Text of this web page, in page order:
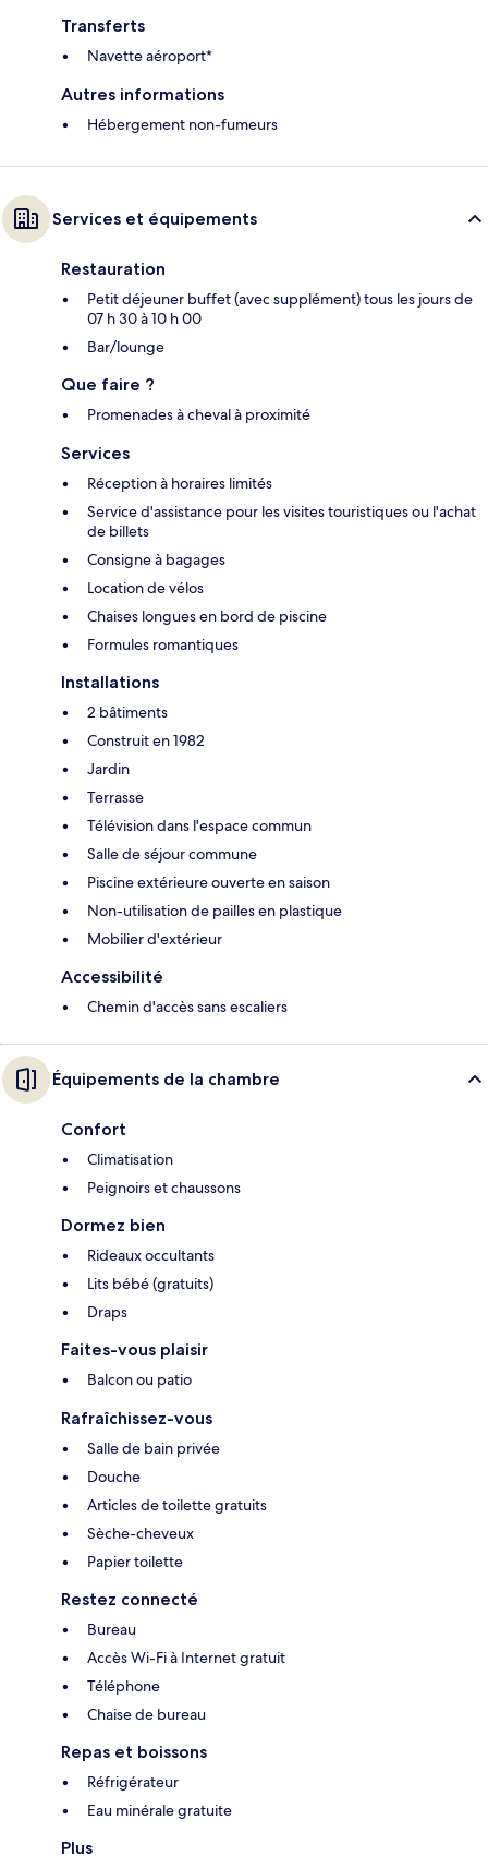
Transferts
Navette aéroport*
Autres informations
Hébergement non-fumeurs
Services et équipements
Restauration
Petit déjeuner buffet (avec supplément) tous les jours de
07 h 30 à 10 h 00
Bar/lounge
Que faire ?
Promenades à cheval à proximité
Services
Réception à horaires limités
Service d'assistance pour les visites touristiques ou l'achat
de billets
Consigne à bagages
Location de vélos
Chaises longues en bord de piscine
Formules romantiques
Installations
2 bâtiments
Construit en 1982
Jardin
Terrasse
Télévision dans l'espace commun
Salle de séjour commune
Piscine extérieure ouverte en saison
Non-utilisation de pailles en plastique
Mobilier d'extérieur
Accessibilité
Chemin d'accès sans escaliers
Équipements de la chambre
Confort
Climatisation
Peignoirs et chaussons
Dormez bien
Rideaux occultants
Lits bébé (gratuits)
Draps
Faites-vous plaisir
Balcon ou patio
Rafraîchissez-vous
Salle de bain privée
Douche
Articles de toilette gratuits
Sèche-cheveux
Papier toilette
Restez connecté
Bureau
Accès Wi-Fi à Internet gratuit
Téléphone
Chaise de bureau
Repas et boissons
Réfrigérateur
Eau minérale gratuite
Plus